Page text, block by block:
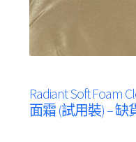
Radiant Soft Foam
面霜 (試用裝) – 缺